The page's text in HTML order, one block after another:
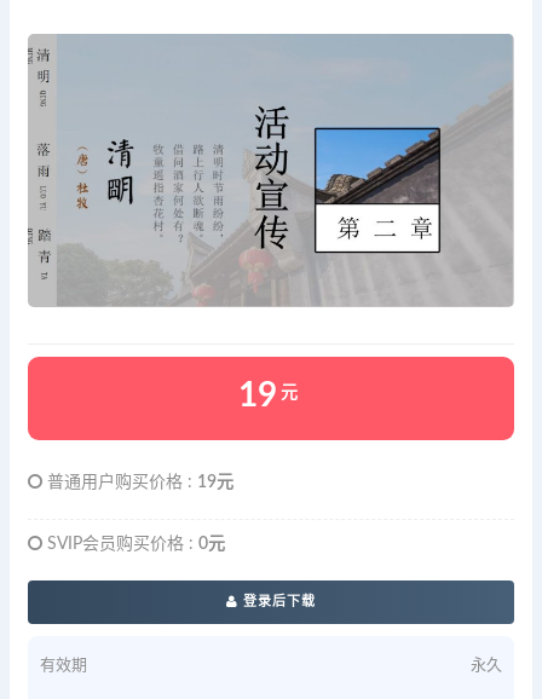
19 元
普通用户购买价格 : 19元
SVIP会员购买价格 : 0元
登录后下载
有效期 永久